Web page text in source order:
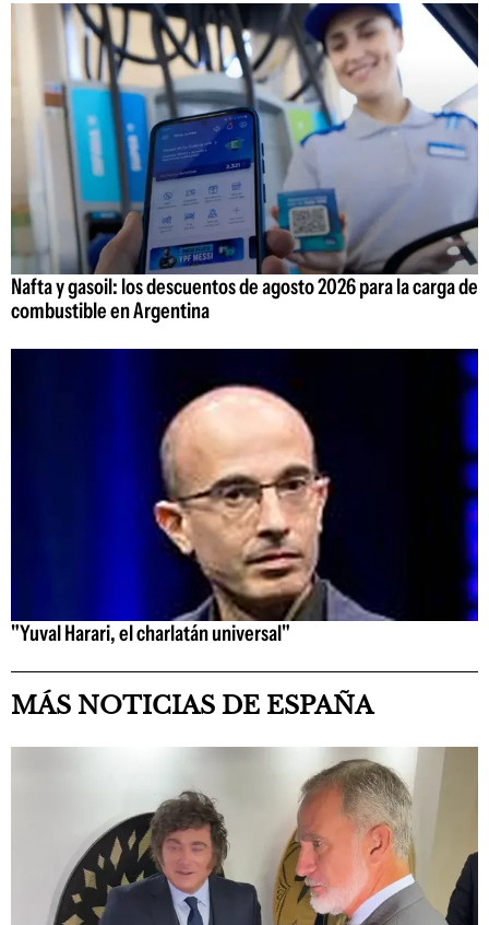
Nafta y gasoil: los descuentos de agosto 2026 para la carga de
combustible en Argentina
"Yuval Harari, el charlatán universal"
MÁS NOTICIAS DE ESPAÑA